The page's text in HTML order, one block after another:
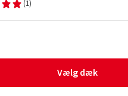
(1)
Vælg dæk